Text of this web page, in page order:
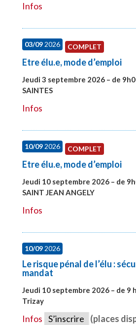
Infos
03/092026 COMPLET
Etre élu.e, mode d’emploi
Jeudi 3 septembre 2026 – de
SAINTES
Infos
10/092026 COMPLET
Etre élu.e, mode d’emploi
Jeudi 10 septembre 2026 – de
SAINT JEAN ANGELY
Infos
10/092026
Le risque pénal de l’élu :
mandat
Jeudi 10 septembre 2026 – de 9
Trizay
Infos S’inscrire (places